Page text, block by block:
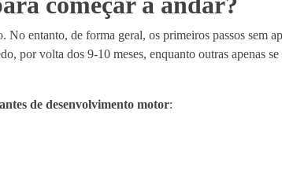
entanto, de forma geral, os primeiros passos sem
por volta dos 9-10 meses, enquanto outras apenas
de desenvolvimento motor: